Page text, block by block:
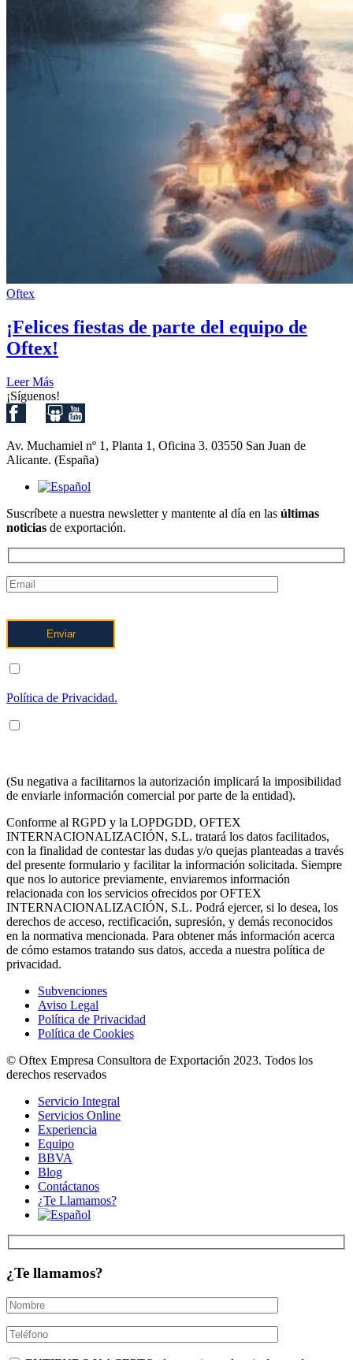
Oftex
¡Felices fiestas de parte del equipo de
Oftex!
Leer Más
¡Síguenos!
Av. Muchamiel nº 1, Planta 1, Oficina 3. 03550 San Juan de
Alicante. (España)
Suscríbete a nuestra newsletter y mantente al día en las últimas
noticias de exportación.
Política de Privacidad.
(Su negativa a facilitarnos la autorización implicará la imposibilidad
de enviarle información comercial por parte de la entidad).
Conforme al RGPD y la LOPDGDD, OFTEX
INTERNACIONALIZACIÓN, S.L. tratará los datos facilitados,
con la finalidad de contestar las dudas y/o quejas planteadas a través
del presente formulario y facilitar la información solicitada. Siempre
que nos lo autorice previamente, enviaremos información
relacionada con los servicios ofrecidos por OFTEX
INTERNACIONALIZACIÓN, S.L. Podrá ejercer, si lo desea, los
derechos de acceso, rectificación, supresión, y demás reconocidos
en la normativa mencionada. Para obtener más información acerca
de cómo estamos tratando sus datos, acceda a nuestra política de
privacidad.
Subvenciones
Aviso Legal
Política de Privacidad
Política de Cookies
© Oftex Empresa Consultora de Exportación 2023. Todos los
derechos reservados
Servicio Integral
Servicios Online
Experiencia
Equipo
BBVA
Blog
Contáctanos
¿Te Llamamos?
¿Te llamamos?